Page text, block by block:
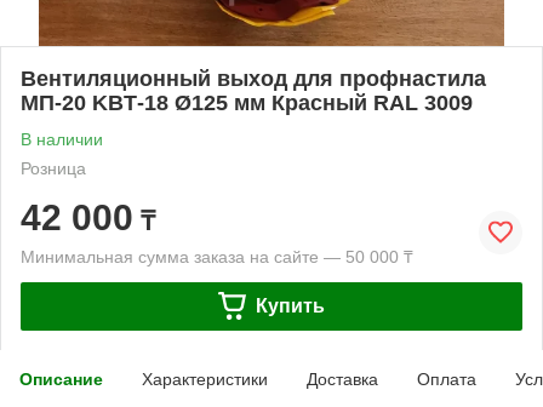
Вентиляционный выход для профнастила
МП-20 KBТ-18 Ø125 мм Красный RAL 3009
В наличии
Розница
42 000 ₸
Минимальная сумма заказа на сайте — 50 000 ₸
Купить
Описание Характеристики Доставка Оплата